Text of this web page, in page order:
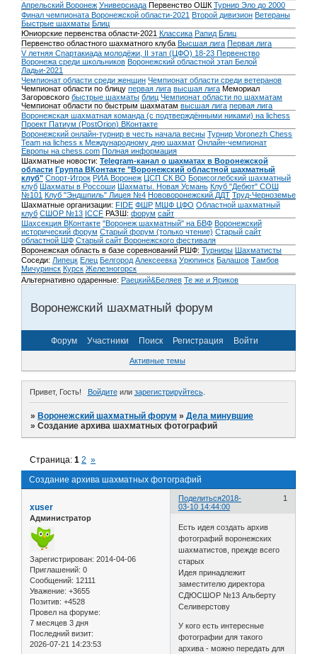
Апрельский Воронеж Универсиада Первенство ОШК Турнир Эло до 2000
Финал чемпионата Воронежской области-2021 Второй дивизион Ветераны
Быстрые шахматы Блиц
Юниорские первенства области-2021 Классика Рапид Блиц
Первенство областного шахматного клуба Высшая лига Первая лига
V летняя Спартакиада молодёжи, II этап (ЦФО) 18-23 Первенство
Воронежа среди школьников Воронежский областной этап Белой
Ладьи-2021
Чемпионат области среди женщин Чемпионат области среди ветеранов
Чемпионат области по блицу первая лига высшая лига Мемориал
Загоровского быстрые шахматы блиц Чемпионат области по шахматам
Чемпионат области по быстрым шахматам высшая лига первая лига
Воронежская шахматная команда (с подтверждёнными никами) на lichess
Проект Патиум (PostOrion) ВКонтакте
Воронежский онлайн-турнир в честь начала весны Турнир Voronezh Chess
Team на lichess к Международному дню шахмат Онлайн-чемпионат
Европы на chess.com Полная информация
Шахматные новости: Telegram-канал о шахматах в Воронежской
области Группа ВКонтакте "Воронежский областной шахматный
клуб" Спорт-Игрок РИА Воронеж ЦСП СК ВО Борисоглебский шахматный
клуб Шахматы в Россоши Шахматы. Новая Усмань Клуб "Дебют" СОШ
№101 Клуб "Эндшпиль" Лицея №4 Нововоронежский ДДТ Труд-Черноземье
Шахматные организации: FIDE ФШР МШФ ЦФО Областной шахматный
клуб СШОР №13 ICCF РАЗШ: форум сайт
Шахсекция ВКонтакте "Воронеж шахматный" на БВФ Воронежский
исторический форум Cтарый форум (только чтение) Старый сайт
областной ШФ Старый сайт Воронежского фестиваля
Воронежская область в базе соревнований РШФ: Турниры Шахматисты
Соседи: Липецк Елец Белгород Алексеевка Урюпинск Балашов Тамбов
Мичуринск Курск Железногорск
Альтернативно одаренные: Раецкий&Беляев Те же и Яриков
Воронежский шахматный форум
Форум Участники Поиск Регистрация Войти
Активные темы
Привет, Гость! Войдитеили зарегистрируйтесь.
»Воронежский шахматный форум »Дела минувшие
»Создание архива шахматных фотографий
Создание архива шахматных фотографий
Страница:1 2 »
Поделиться 1
2018-
03-10 14:44:00
xuser
Администратор
Зарегистрирован: 2014-04-06
Приглашений: 0
Сообщений: 12111
Уважение: +3655
Позитив: +4528
Провел на форуме:
7 месяцев 3 дня
Последний визит:
2026-07-21 14:23:53
Есть идея создать архив
фотографий воронежских
шахматистов, прежде всего
старых
Идея принадлежит
заместителю директора
СДЮСШОР №13 Альберту
Селиверстову
У кого есть интересные
фотографии для такого
архива - можно передать для